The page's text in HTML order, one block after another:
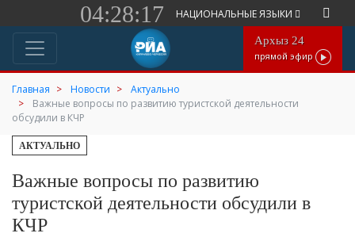
04:28:17 НАЦИОНАЛЬНЫЕ ЯЗЫКИ
Архыз 24
прямой эфир
Главная Новости
Актуально
Важные вопросы по развитию туристской деятельности
обсудили в КЧР
АКТУАЛЬНО
Важные вопросы по развитию
туристской деятельности обсудили в
КЧР